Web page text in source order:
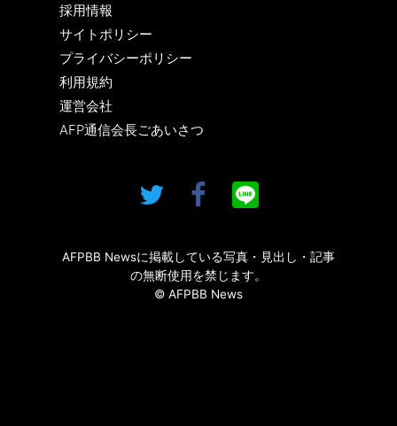
採用情報
サイトポリシー
プライバシーポリシー
利用規約
運営会社
AFP通信会長ごあいさつ
AFPBB Newsに掲載している写真・見出し・記事
の無断使用を禁じます。
© AFPBB News